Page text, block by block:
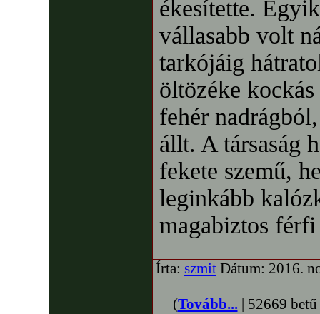
ékesítette.
vállasabb volt
tarkójáig
öltözéke
fehér
állt. A társaság
fekete szemű,
leginkább
magabiztos
Írta: szmit Dátum: 2016.
(Tovább...| 52669